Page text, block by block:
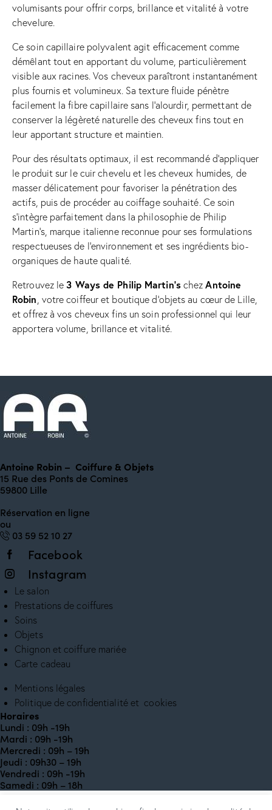
volumisants pour offrir corps, brillance et vitalité à votre
chevelure.
Ce soin capillaire polyvalent agit efficacement comme
démêlant tout en apportant du volume, particulièrement
visible aux racines. Vos cheveux paraîtront instantanément
plus fournis et volumineux. Sa texture fluide pénètre
facilement la fibre capillaire sans l’alourdir, permettant de
conserver la légèreté naturelle des cheveux fins tout en
leur apportant structure et maintien.
Pour des résultats optimaux, il est recommandé d’appliquer
le produit sur le cuir chevelu et les cheveux humides, de
masser délicatement pour favoriser la pénétration des
actifs, puis de procéder au coiffage souhaité. Ce soin
s’intègre parfaitement dans la philosophie de Philip
Martin’s, marque italienne reconnue pour ses formulations
respectueuses de l’environnement et ses ingrédients bio-
organiques de haute qualité.
Retrouvez le3 Ways de Philip Martin’schezAntoine
Robin , votre coiffeur et boutique d’objets au cœur de Lille,
et offrez à vos cheveux fins un soin professionnel qui leur
apportera volume, brillance et vitalité.
Antoine Robin – Coiffure & Objets
15 Rue des Ponts de Comines
59800 Lille
Réservation en ligne
ou
03 59 52 10 27
Facebook
Instagram
Le salon
Prestations de coiffures
Soins
Objets
Chignon et coiffure mariée
Carte cadeau
Mentions légales
Politique de confidentialité et cookies
Horaires
Lundi : 09h -19h
Mardi : 09h -19h
Mercredi : 09h – 19h
Jeudi : 09h30 – 19h
Vendredi : 09h -19h
Samedi : 09h – 18h